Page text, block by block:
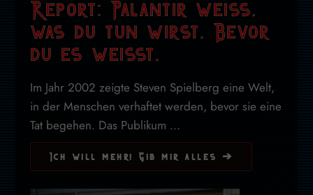
Report: Palantir weiss,
was du tun wirst. Bevor
du es weisst.
Im Jahr 2002 zeigte Steven Spielberg eine Welt,
in der Menschen verhaftet werden, bevor sie eine
Tat begehen. Das Publikum ...
Ich will mehr! Gib mir alles ➔